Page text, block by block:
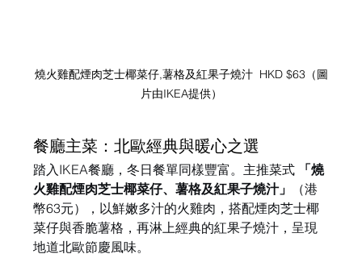
燒火雞配煙肉芝士椰菜仔,薯格及紅果子燒汁  HKD $63（圖
片由IKEA提供）
餐廳主菜：北歐經典與暖心之選
踏入IKEA餐廳，冬日餐單同樣豐富。主推菜式
「燒
火雞配煙肉芝士椰菜仔、薯格及紅果子燒汁」
（港
幣63元），以鮮嫩多汁的火雞肉，搭配煙肉芝士椰
菜仔與香脆薯格，再淋上經典的紅果子燒汁，呈現
地道北歐節慶風味。